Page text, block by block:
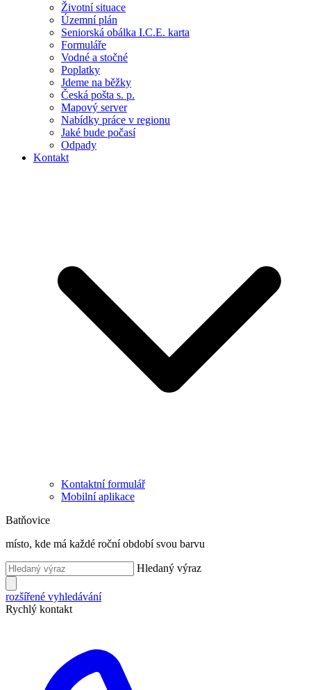
Životní situace
Územní plán
Seniorská obálka I.C.E. karta
Formuláře
Vodné a stočné
Poplatky
Jdeme na běžky
Česká pošta s. p.
Mapový server
Nabídky práce v regionu
Jaké bude počasí
Odpady
Kontakt
Kontaktní formulář
Mobilní aplikace
Batňovice
místo, kde má každé roční období svou barvu
Hledaný výraz
rozšířené vyhledávání
Rychlý kontakt